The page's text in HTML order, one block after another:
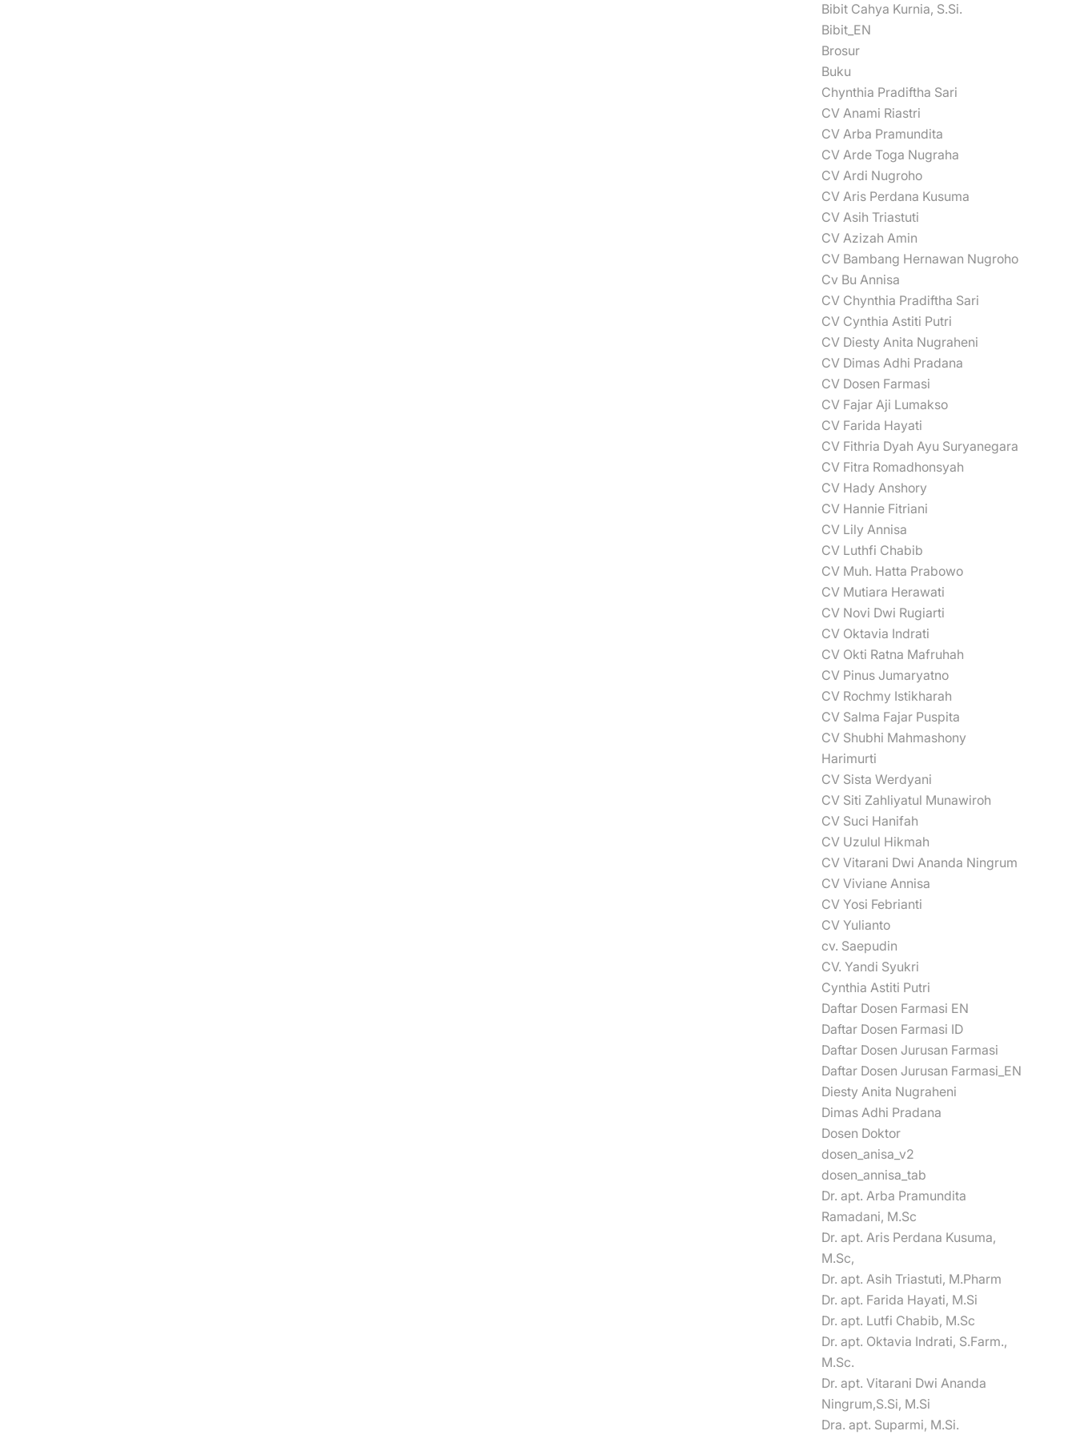
Bibit Cahya Kurnia, S.Si.
Bibit_EN
Brosur
Buku
Chynthia Pradiftha Sari
CV Anami Riastri
CV Arba Pramundita
CV Arde Toga Nugraha
CV Ardi Nugroho
CV Aris Perdana Kusuma
CV Asih Triastuti
CV Azizah Amin
CV Bambang Hernawan Nugroho
Cv Bu Annisa
CV Chynthia Pradiftha Sari
CV Cynthia Astiti Putri
CV Diesty Anita Nugraheni
CV Dimas Adhi Pradana
CV Dosen Farmasi
CV Fajar Aji Lumakso
CV Farida Hayati
CV Fithria Dyah Ayu Suryanegara
CV Fitra Romadhonsyah
CV Hady Anshory
CV Hannie Fitriani
CV Lily Annisa
CV Luthfi Chabib
CV Muh. Hatta Prabowo
CV Mutiara Herawati
CV Novi Dwi Rugiarti
CV Oktavia Indrati
CV Okti Ratna Mafruhah
CV Pinus Jumaryatno
CV Rochmy Istikharah
CV Salma Fajar Puspita
CV Shubhi Mahmashony
Harimurti
CV Sista Werdyani
CV Siti Zahliyatul Munawiroh
CV Suci Hanifah
CV Uzulul Hikmah
CV Vitarani Dwi Ananda Ningrum
CV Viviane Annisa
CV Yosi Febrianti
CV Yulianto
cv. Saepudin
CV. Yandi Syukri
Cynthia Astiti Putri
Daftar Dosen Farmasi EN
Daftar Dosen Farmasi ID
Daftar Dosen Jurusan Farmasi
Daftar Dosen Jurusan Farmasi_EN
Diesty Anita Nugraheni
Dimas Adhi Pradana
Dosen Doktor
dosen_anisa_v2
dosen_annisa_tab
Dr. apt. Arba Pramundita
Ramadani, M.Sc
Dr. apt. Aris Perdana Kusuma,
M.Sc,
Dr. apt. Asih Triastuti, M.Pharm
Dr. apt. Farida Hayati, M.Si
Dr. apt. Lutfi Chabib, M.Sc
Dr. apt. Oktavia Indrati, S.Farm.,
M.Sc.
Dr. apt. Vitarani Dwi Ananda
Ningrum,S.Si, M.Si
Dra. apt. Suparmi, M.Si.